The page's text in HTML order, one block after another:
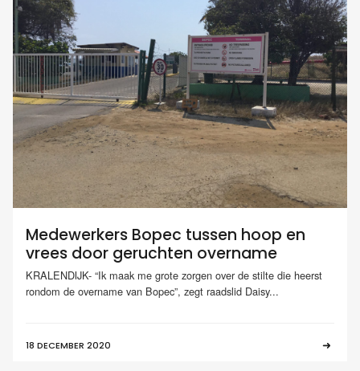
Medewerkers Bopec tussen hoop en
vrees door geruchten overname
KRALENDIJK- “Ik maak me grote zorgen over de stilte die heerst
rondom de overname van Bopec”, zegt raadslid Daisy...
18 DECEMBER 2020